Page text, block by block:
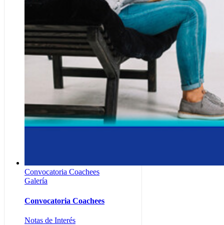
Convocatoria Coachees
Galería
Convocatoria Coachees
Notas de Interés